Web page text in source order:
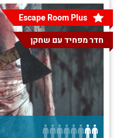
Escape Room Plus
חדר מפחיד עם שחקן